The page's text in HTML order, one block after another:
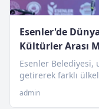
Esenler'de
Kültürler Arası
Esenler Belediyesi,
getirerek farklı
admin